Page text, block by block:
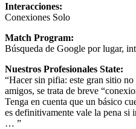
Interacciones:
Conexiones Solo
Match Program:
Búsqueda de Google por lugar,
Nuestros Profesionales State:
“Hacer sin pifia: este gran sitio no
amigos, se trata de breve
Tenga en cuenta que un básico
es definitivamente vale la pena si
… ”